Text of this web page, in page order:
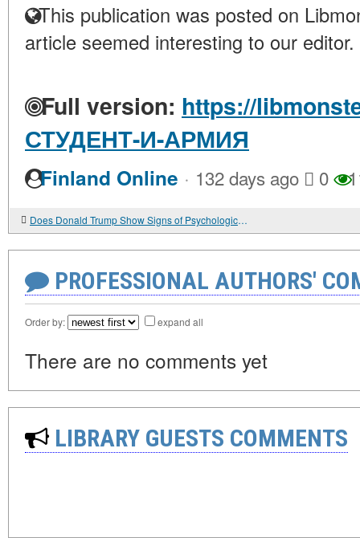
This publication was posted on
article seemed interesting to our editor.
Full version: https://
СТУДЕНТ-И-АРМИЯ
Finland Online · 132 days ago 0
Does Donald Trump Show Signs of Psychological Issues?
PROFESSIONAL AUTHORS'
Order by: expand all
There are no comments yet
LIBRARY GUESTS COMMENTS